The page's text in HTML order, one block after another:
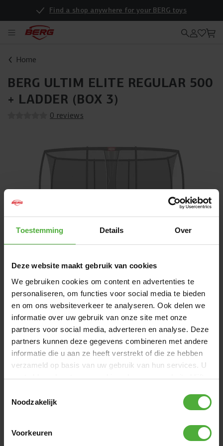
Toestemming Details Over
Deze website maakt gebruik van cookies
We gebruiken cookies om content en advertenties te
personaliseren, om functies voor social media te bieden
en om ons websiteverkeer te analyseren. Ook delen we
informatie over uw gebruik van onze site met onze
partners voor social media, adverteren en analyse. Deze
partners kunnen deze gegevens combineren met andere
informatie die u aan ze heeft verstrekt of die ze hebben
verzameld op basis van uw gebruik van hun services. U
gaat akkoord met onze cookies als u onze website blijft
Noodzakelijk
Voorkeuren
Find a shop anywhere for your BERG toys
Home
BERG ULTIM ELITE REGULAR 500
+ LADDER (BOX 3)
0 reviews
1/ 1
DIMENSIONS AND DETAILS
Product Name
BERG Ultim Elite Regular 500 +
Ladder (Box 3)
REVIEWS BERG ULTIM ELITE REGULAR 500 +
FIND A STORE